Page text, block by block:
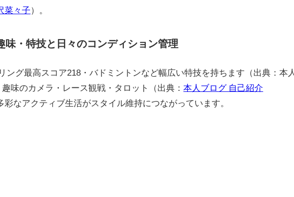
菜々子）。
・特技と日々のコンディション管理
ング最高スコア218・バドミントンなど幅広い特技を持ちます（出典：本人
味のカメラ・レース観戦・タロット（出典：本人ブログ 自己紹介
彩なアクティブ生活がスタイル維持につながっています。